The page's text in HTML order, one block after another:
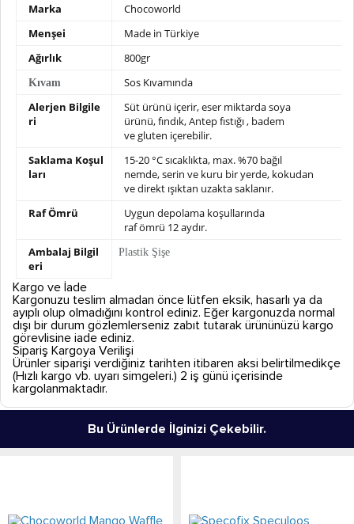
Marka
Chocoworld
Menşei
Made in Türkiye
Ağırlık
800gr
Kıvam
Sos Kıvamında
Alerjen Bilgile
ri
Süt ürünü içerir, eser miktarda soya
ürünü,fındık, Antep fıstığı , badem
ve gluten içerebilir.
Saklama Koşul
ları
15-20 °C sıcaklıkta, max. %70 bağıl
nemde,serin ve kuru bir yerde, kokudan
ve direkt ışıktan uzakta saklanır.
Raf Ömrü
Uygun depolama koşullarında
raf ömrü 12 aydır.
Ambalaj Bilgil
eri
Plastik Şişe
Kargo ve İade
Kargonuzu teslim almadan önce lütfen eksik, hasarlı ya da
ayıplı olup olmadığını kontrol ediniz. Eğer kargonuzda normal
dışı bir durum gözlemlerseniz zabıt tutarak ürününüzü kargo
görevlisine iade ediniz.
Sipariş Kargoya Verilişi
Ürünler siparişi verdiğiniz tarihten itibaren aksi belirtilmedikçe
(Hızlı kargo vb. uyarı simgeleri.) 2 iş günü içerisinde
kargolanmaktadır.
Bu Ürünlerde İlginizi Çekebilir.